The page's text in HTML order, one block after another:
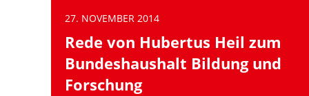
27. NOVEMBER 2014
Rede von Hubertus Heil zum
Bundeshaushalt Bildung und
Forschung